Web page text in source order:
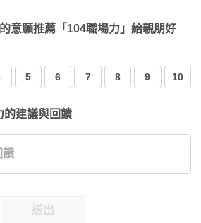
意願推薦「104職場力」給親朋好
5 6 7 8 9 10
的建議與回饋
送出